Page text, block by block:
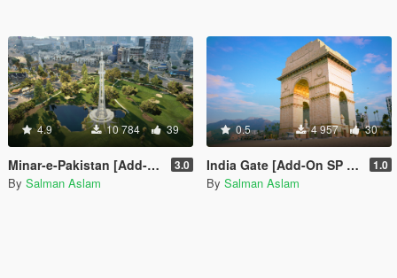
4.9 10 784 39
Minar-e-Pakistan [Add-On SP / FiveM] 3.0
By Salman Aslam
0.5 4 957 30
India Gate [Add-On SP / FiveM] 1.0
By Salman Aslam